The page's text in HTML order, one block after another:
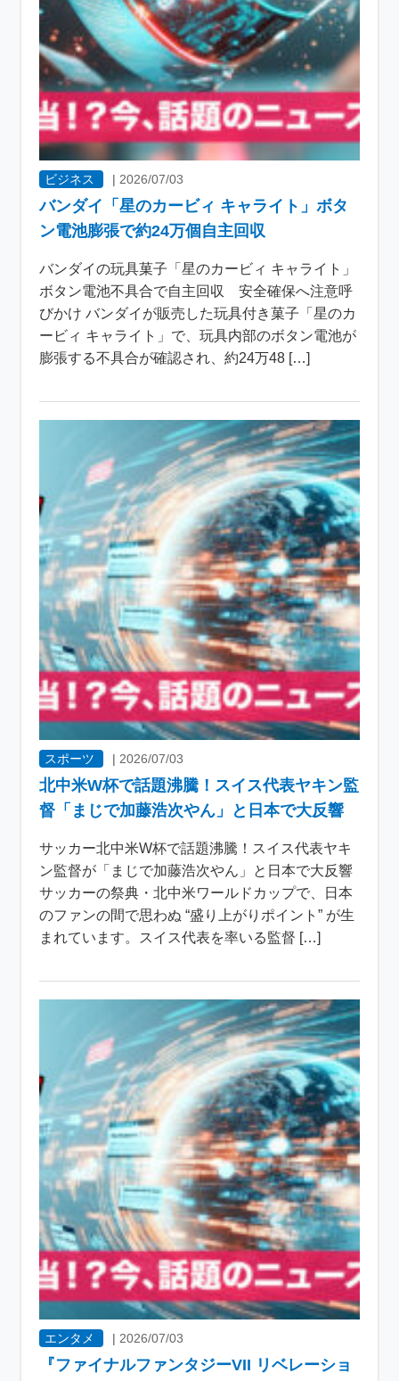
ビジネス | 2026/07/03
バンダイ「星のカービィ キャライト」ボタ
ン電池膨張で約24万個自主回収
バンダイの玩具菓子「星のカービィ キャライト」
ボタン電池不具合で自主回収 安全確保へ注意呼
びかけ バンダイが販売した玩具付き菓子「星のカ
ービィ キャライト」で、玩具内部のボタン電池が
膨張する不具合が確認され、約24万48 […]
スポーツ | 2026/07/03
北中米W杯で話題沸騰！スイス代表ヤキン監
督「まじで加藤浩次やん」と日本で大反響
サッカー北中米W杯で話題沸騰！スイス代表ヤキ
ン監督が「まじで加藤浩次やん」と日本で大反響
サッカーの祭典・北中米ワールドカップで、日本
のファンの間で思わぬ “盛り上がりポイント” が生
まれています。スイス代表を率いる監督 […]
エンタメ | 2026/07/03
『ファイナルファンタジーVII リベレーショ